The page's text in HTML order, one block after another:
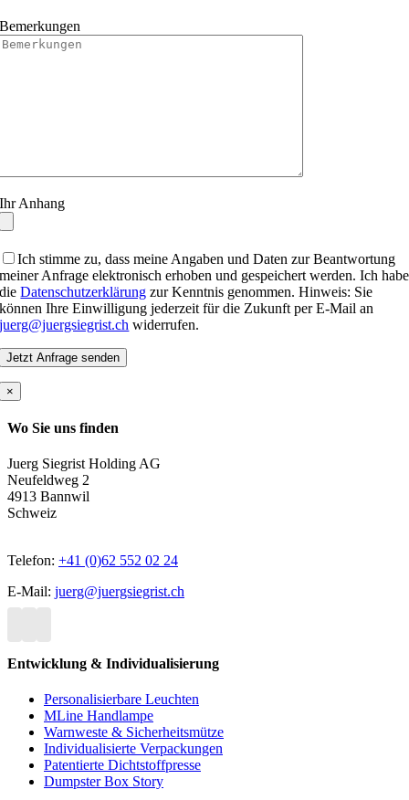
Bemerkungen
Ihr Anhang
Ich stimme zu, dass meine Angaben und Daten zur Beantwortung
meiner Anfrage elektronisch erhoben und gespeichert werden. Ich habe
dieDatenschutzerklärung zur Kenntnis genommen. Hinweis: Sie
können Ihre Einwilligung jederzeit für die Zukunft per E-Mail an
juerg@juergsiegrist.ch widerrufen.
×
Wo Sie uns finden
Juerg Siegrist Holding AG
Neufeldweg 2
4913 Bannwil
Schweiz
Telefon: +41 (0)62 552 02 24
E-Mail: juerg@juergsiegrist.ch
Entwicklung & Individualisierung
Personalisierbare Leuchten
MLine Handlampe
Warnweste & Sicherheitsmütze
Individualisierte Verpackungen
Patentierte Dichtstoffpresse
Dumpster Box Story